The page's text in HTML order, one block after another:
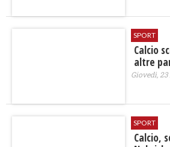
SPORT
Calcio
altre
Giovedì,
SPORT
Calcio,